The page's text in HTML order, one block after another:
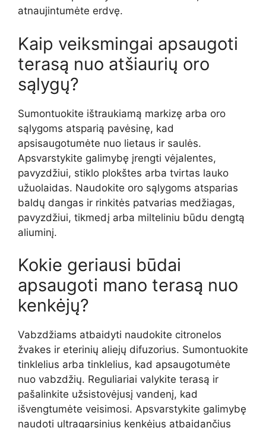
atnaujintumėte erdvę.
Kaip veiksmingai apsaugoti
terasą nuo atšiaurių oro
sąlygų?
Sumontuokite ištraukiamą markizę arba oro
sąlygoms atsparią pavėsinę, kad
apsisaugotumėte nuo lietaus ir saulės.
Apsvarstykite galimybę įrengti vėjalentes,
pavyzdžiui, stiklo plokštes arba tvirtas lauko
užuolaidas. Naudokite oro sąlygoms atsparias
baldų dangas ir rinkitės patvarias medžiagas,
pavyzdžiui, tikmedį arba milteliniu būdu dengtą
aliuminį.
Kokie geriausi būdai
apsaugoti mano terasą nuo
kenkėjų?
Vabzdžiams atbaidyti naudokite citronelos
žvakes ir eterinių aliejų difuzorius. Sumontuokite
tinklelius arba tinklelius, kad apsaugotumėte
nuo vabzdžių. Reguliariai valykite terasą ir
pašalinkite užsistovėjusį vandenį, kad
išvengtumėte veisimosi. Apsvarstykite galimybę
naudoti ultragarsinius kenkėjus atbaidančius